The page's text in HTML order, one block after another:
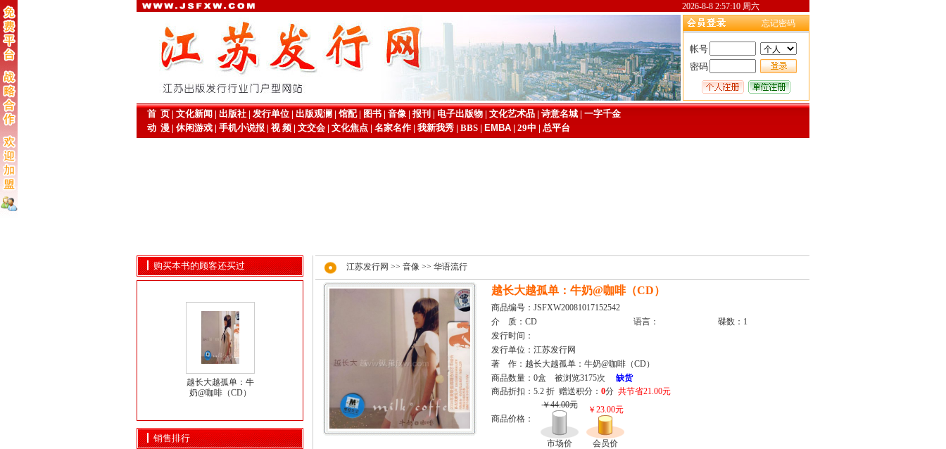
2026-8-8 2:57:10 周六
忘记密码
帐号
密码
首 页| 文化新闻 | 出版社| 发行单位| 出版观澜 | 馆配| 图书| 音像| 报刊 | 电子出版物| 文化艺术品| 诗意名城| 一字千金
动 漫| 休闲游戏| 手机小说报| 视 频| 文交会| 文化焦点| 名家名作| 我新我秀| BBS| EMBA| 29中 | 总平台
购买本书的顾客还买过
越长大越孤单：牛
奶@咖啡（CD）
销售排行
江苏发行网 >> 音像 >> 华语流行
越长大越孤单：牛奶@咖啡（CD）
商品编号：JSFXW20081017152542
介 质：CD
语言：
碟数：1
发行时间：
发行单位：江苏发行网
著 作：越长大越孤单：牛奶@咖啡（CD）
商品数量：0盒 被浏览3175次 缺货
商品折扣：5.2 折 赠送积分： 0分 共节省21.00元
商品价格：
￥44.00元 ￥23.00元
市场价 会员价